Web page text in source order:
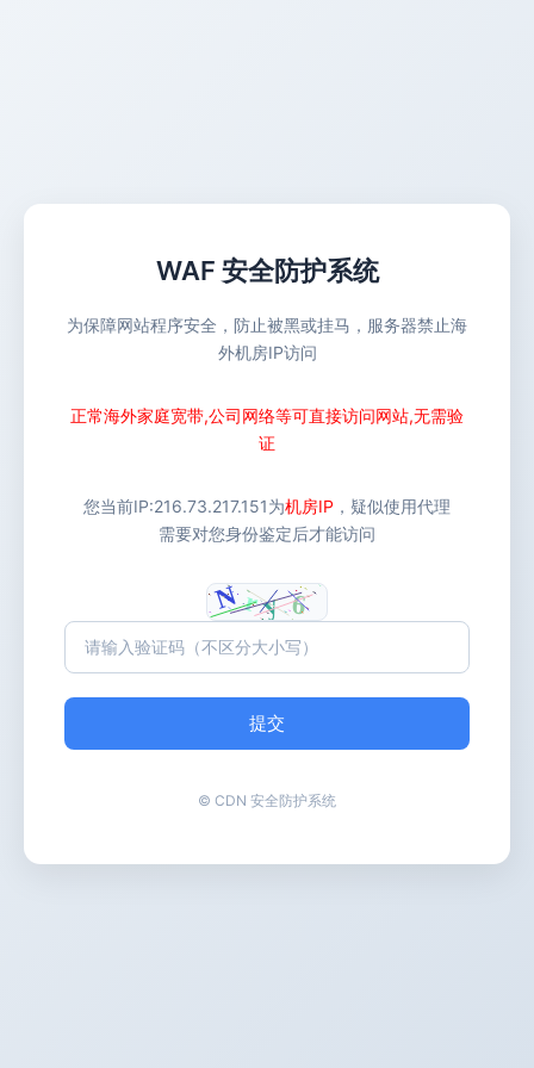
WAF 安全防护系统
为保障网站程序安全，防止被黑或挂马，服务器禁止海
外机房IP访问
正常海外家庭宽带,公司网络等可直接访问网站,无需验
证
您当前IP:216.73.217.151为机房IP ，疑似使用代理
需要对您身份鉴定后才能访问
提交
© CDN 安全防护系统